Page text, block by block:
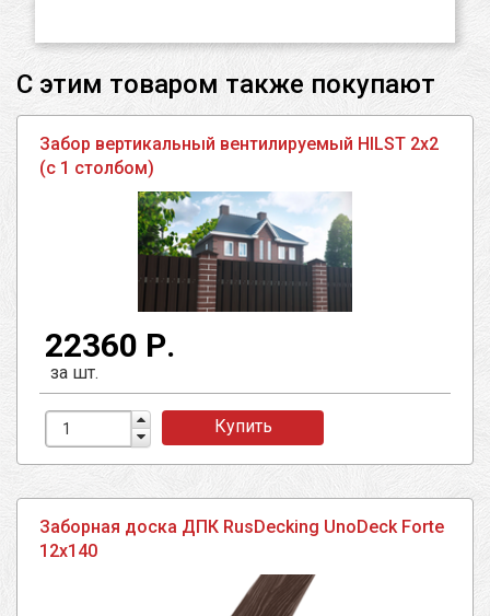
С этим товаром также покупают
Забор вертикальный вентилируемый HILST 2х2
(с 1 столбом)
22360 Р.
за шт.
Купить
Заборная доска ДПК RusDecking UnoDeck Forte
12х140